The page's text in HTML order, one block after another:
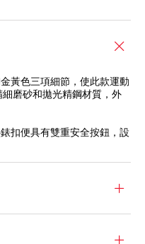
黃色三項細節，使此款運動
磨砂和拋光精鋼材質，外
扣便具有雙重安全按鈕，設